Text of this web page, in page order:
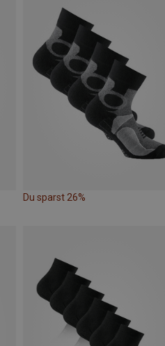
Du sparst 26%